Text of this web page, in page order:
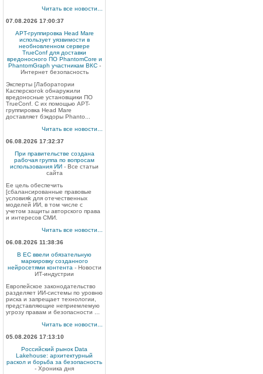
Читать все новости...
07.08.2026 17:00:37
APT-группировка Head Mare
использует уязвимости в
необновленном сервере
TrueConf для доставки
вредоносного ПО PhantomCore и
PhantomGraph участникам ВКС-
Интернет безопасность
Эксперты [Лаборатории
Касперскогоk обнаружили
вредоносные установщики ПО
TrueConf. С их помощью APT-
группировка Head Mare
доставляет бэкдоры Phanto...
Читать все новости...
06.08.2026 17:32:37
При правительстве создана
рабочая группа по вопросам
использования ИИ - Все статьи
сайта
Ее цель обеспечить
[сбалансированные правовые
условияk для отечественных
моделей ИИ, в том числе с
учетом защиты авторского права
и интересов СМИ.
Читать все новости...
06.08.2026 11:38:36
В ЕС ввели обязательную
маркировку созданного
нейросетями контента - Новости
ИТ-индустрии
Европейское законодательство
разделяет ИИ-системы по уровню
риска и запрещает технологии,
представляющие неприемлемую
угрозу правам и безопасности ...
Читать все новости...
05.08.2026 17:13:10
Российский рынок Data
Lakehouse: архитектурный
раскол и борьба за безопасность
- Хроника дня